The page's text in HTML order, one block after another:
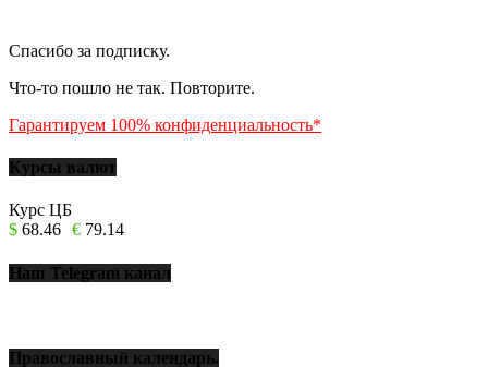
Спасибо за подписку.
Что-то пошло не так. Повторите.
Гарантируем 100% конфиденциальность*
Курсы валют
Курс ЦБ
$ 68.46 € 79.14
Наш Telegram канал
Православный календарь.